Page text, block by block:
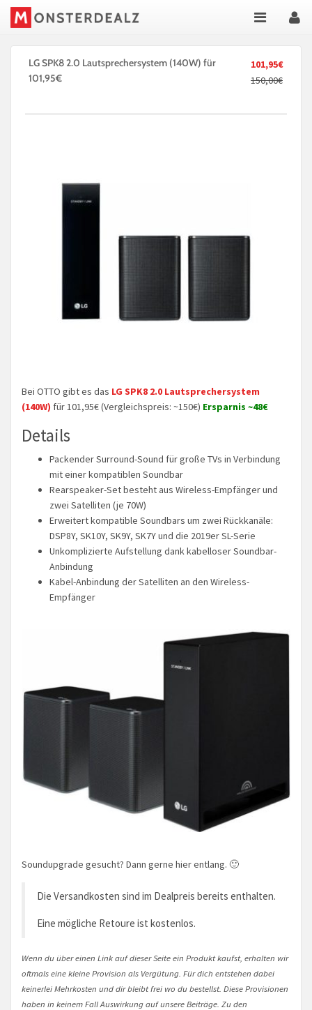
101,95€
150,00€
LG SPK8 2.0 Lautsprechersystem (140W) für
101,95€
Bei OTTO gibt es das LG SPK8 2.0 Lautsprechersystem
(140W) für 101,95€ (Vergleichspreis: ~150€) Ersparnis ~48€
Details
Packender Surround-Sound für große TVs in Verbindung
mit einer kompatiblen Soundbar
Rearspeaker-Set besteht aus Wireless-Empfänger und
zwei Satelliten (je 70W)
Erweitert kompatible Soundbars um zwei Rückkanäle:
DSP8Y, SK10Y, SK9Y, SK7Y und die 2019er SL-Serie
Unkomplizierte Aufstellung dank kabelloser Soundbar-
Anbindung
Kabel-Anbindung der Satelliten an den Wireless-
Empfänger
Soundupgrade gesucht? Dann gerne hier entlang. 🙂
Die Versandkosten sind im Dealpreis bereits enthalten.
Eine mögliche Retoure ist kostenlos.
Wenn du über einen Link auf dieser Seite ein Produkt kaufst, erhalten wir
oftmals eine kleine Provision als Vergütung. Für dich entstehen dabei
keinerlei Mehrkosten und dir bleibt frei wo du bestellst. Diese Provisionen
haben in keinem Fall Auswirkung auf unsere Beiträge. Zu den